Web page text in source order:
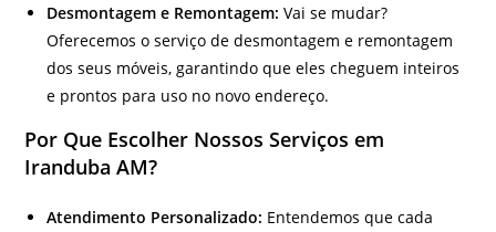
Desmontagem e Remontagem: Vai se mudar?
Oferecemos o serviço de desmontagem e remontagem
dos seus móveis, garantindo que eles cheguem inteiros
e prontos para uso no novo endereço.
Por Que Escolher Nossos Serviços em
Iranduba AM?
Atendimento Personalizado: Entendemos que cada